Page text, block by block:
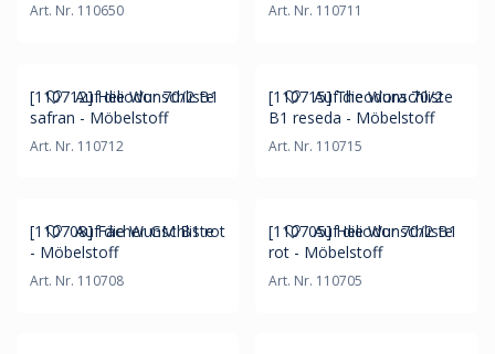
Art. Nr. 110650 Art. Nr. 110711
[110712] Heliodor 70/2 B1
safran - Möbelstoff
Art. Nr. 110712
Auf die Wunschliste
[110715] Theodora 70/2
B1 reseda - Möbelstoff
Art. Nr. 110715
Auf die Wunschliste
[110708] Fächer GM B1 rot
- Möbelstoff
Art. Nr. 110708
Auf die Wunschliste
[110705] Heliodor 70/2 B1
rot - Möbelstoff
Art. Nr. 110705
Auf die Wunschliste